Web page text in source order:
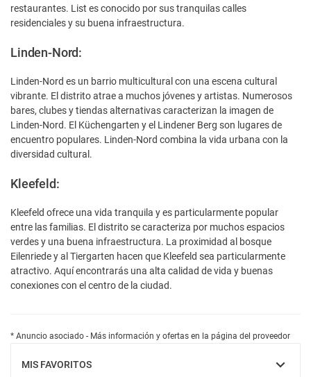
restaurantes. List es conocido por sus tranquilas calles
residenciales y su buena infraestructura.
Linden-Nord:
Linden-Nord es un barrio multicultural con una escena cultural
vibrante. El distrito atrae a muchos jóvenes y artistas. Numerosos
bares, clubes y tiendas alternativas caracterizan la imagen de
Linden-Nord. El Küchengarten y el Lindener Berg son lugares de
encuentro populares. Linden-Nord combina la vida urbana con la
diversidad cultural.
Kleefeld:
Kleefeld ofrece una vida tranquila y es particularmente popular
entre las familias. El distrito se caracteriza por muchos espacios
verdes y una buena infraestructura. La proximidad al bosque
Eilenriede y al Tiergarten hacen que Kleefeld sea particularmente
atractivo. Aquí encontrarás una alta calidad de vida y buenas
conexiones con el centro de la ciudad.
* Anuncio asociado - Más información y ofertas en la página del proveedor
MIS FAVORITOS
MOSTRAR